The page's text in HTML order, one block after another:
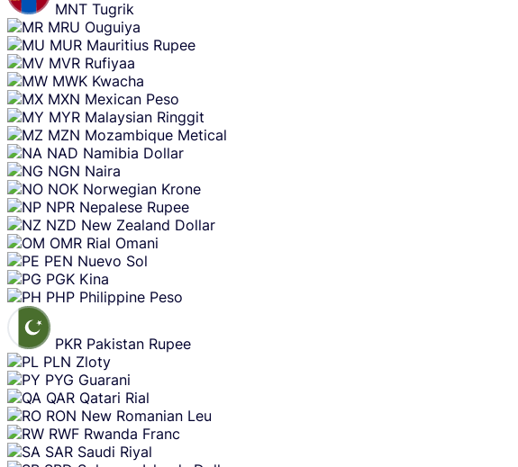
MNT Tugrik
MRU Ouguiya
MUR Mauritius Rupee
MVR Rufiyaa
MWK Kwacha
MXN Mexican Peso
MYR Malaysian Ringgit
MZN Mozambique Metical
NAD Namibia Dollar
NGN Naira
NOK Norwegian Krone
NPR Nepalese Rupee
NZD New Zealand Dollar
OMR Rial Omani
PEN Nuevo Sol
PGK Kina
PHP Philippine Peso
PKR Pakistan Rupee
PLN Zloty
PYG Guarani
QAR Qatari Rial
RON New Romanian Leu
RWF Rwanda Franc
SAR Saudi Riyal